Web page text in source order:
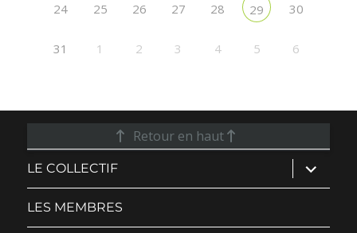
24 25 26 27 28 29 30
31 1 2 3 4 5 6
Retour en haut
LE COLLECTIF ouvrir
le
sous-
LES MEMBRES